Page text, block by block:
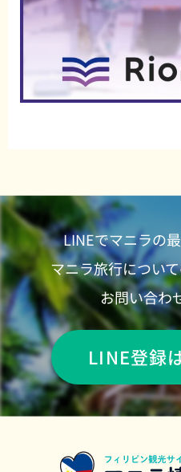
LINEでマニラの
マニラ旅行につい
お問い合わ
LINE登録